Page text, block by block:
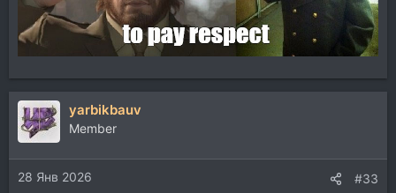
yarbikbauv
Member
28 Янв 2026 #33